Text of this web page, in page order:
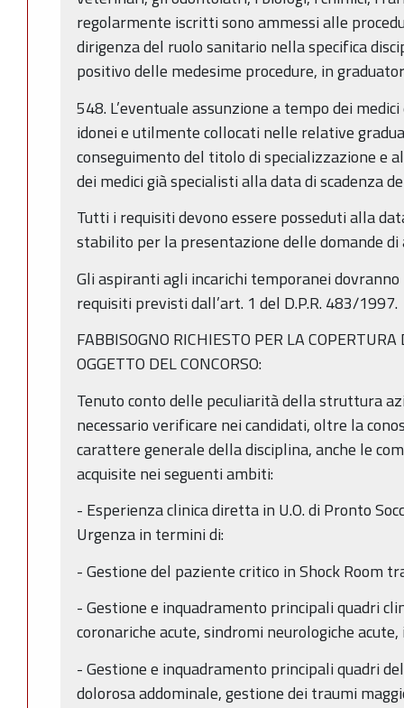
regolarmente iscritti sono ammessi alle
dirigenza del ruolo sanitario nella specifica
positivo delle medesime procedure, in
548. L’eventuale assunzione a tempo dei
idonei e utilmente collocati nelle relative
conseguimento del titolo di specializzazione e
dei medici già specialisti alla data di scadenza
Tutti i requisiti devono essere posseduti alla
stabilito per la presentazione delle domande di
Gli aspiranti agli incarichi temporanei
requisiti previsti dall’art. 1 del D.P.R. 483/1997.
FABBISOGNO RICHIESTO PER LA
OGGETTO DEL CONCORSO:
Tenuto conto delle peculiarità della struttura
necessario verificare nei candidati, oltre la
carattere generale della disciplina, anche le
acquisite nei seguenti ambiti:
- Esperienza clinica diretta in U.O. di Pronto
Urgenza in termini di:
- Gestione del paziente critico in Shock Room
- Gestione e inquadramento principali quadri
coronariche acute, sindromi neurologiche
- Gestione e inquadramento principali quadri
dolorosa addominale, gestione dei traumi